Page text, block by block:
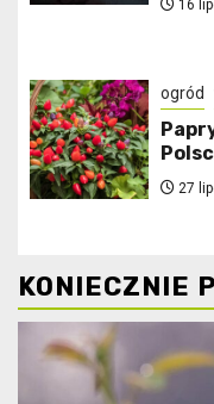
16
ogród
27
KONIECZNIE